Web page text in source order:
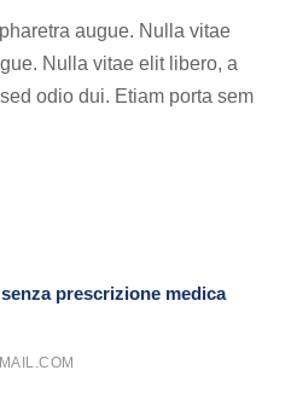
augue. Nulla vitae
Nulla vitae elit libero, a
odio dui. Etiam porta sem
prescrizione medica